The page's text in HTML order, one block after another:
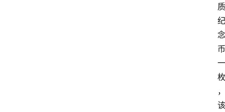
质
纪
念
币
一
枚
，
该